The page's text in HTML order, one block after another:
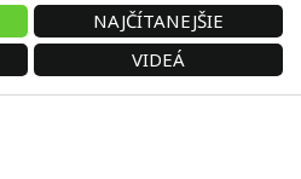
NAJČÍTANEJŠIE
VIDEÁ